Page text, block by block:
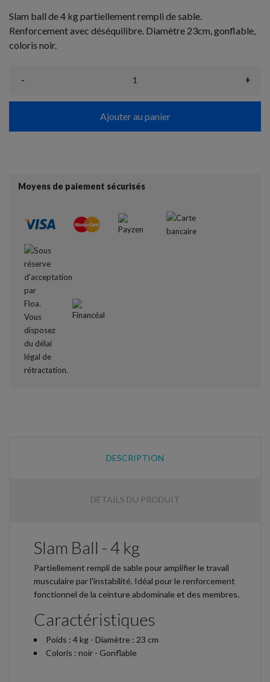
Slam ball de 4 kg partiellement rempli de sable.
Renforcement avec déséquilibre. Diamètre 23cm, gonflable,
coloris noir.
- +
Ajouter au panier
Moyens de paiement sécurisés
DESCRIPTION
DÉTAILS DU PRODUIT
Slam Ball - 4 kg
Partiellement rempli de sable pour amplifier le travail
musculaire par l'instabilité. Idéal pour le renforcement
fonctionnel de la ceinture abdominale et des membres.
Caractéristiques
Poids : 4 kg - Diamètre : 23 cm
Coloris : noir - Gonflable